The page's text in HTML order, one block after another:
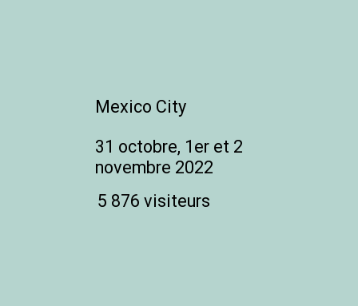
31 octobre, 1er et 2
novembre 2022
5 876 visiteurs
Mexico City